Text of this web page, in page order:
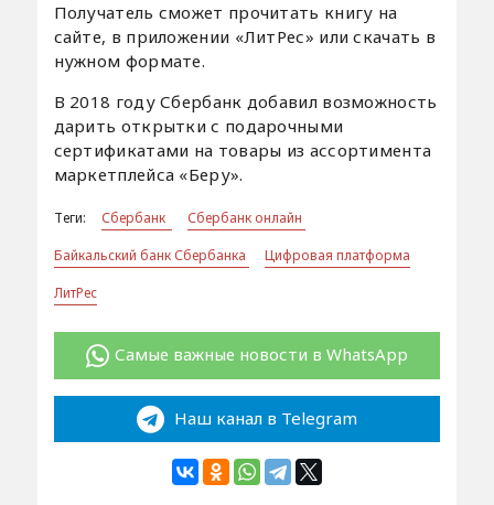
Получатель сможет прочитать книгу на
сайте, в приложении «ЛитРес» или скачать в
нужном формате.
В 2018 году Сбербанк добавил возможность
дарить открытки с подарочными
сертификатами на товары из ассортимента
маркетплейса «Беру».
Теги: Сбербанк
Сбербанк онлайн
Байкальский банк Сбербанка
Цифровая платформа
ЛитРес
Самые важные новости в WhatsApp
Наш канал в Telegram